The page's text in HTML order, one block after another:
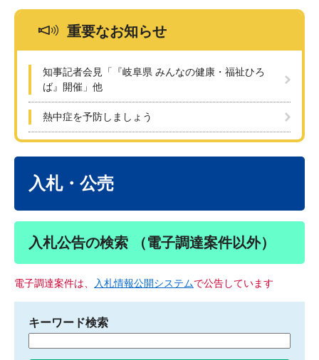
重要なお知らせ
知事記者会見「『岐阜県 みんなの健康・福祉ひろ
ば』開催」他
熱中症を予防しましょう
入札・公売
入札公告の検索 （電子調達案件以外）
電子調達案件は、 入札情報公開システムで公告しています
キーワード検索